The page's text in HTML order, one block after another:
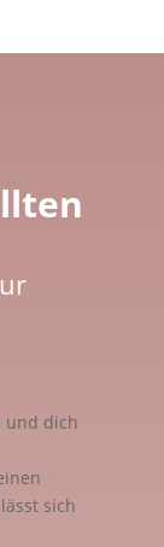
und dich
sich